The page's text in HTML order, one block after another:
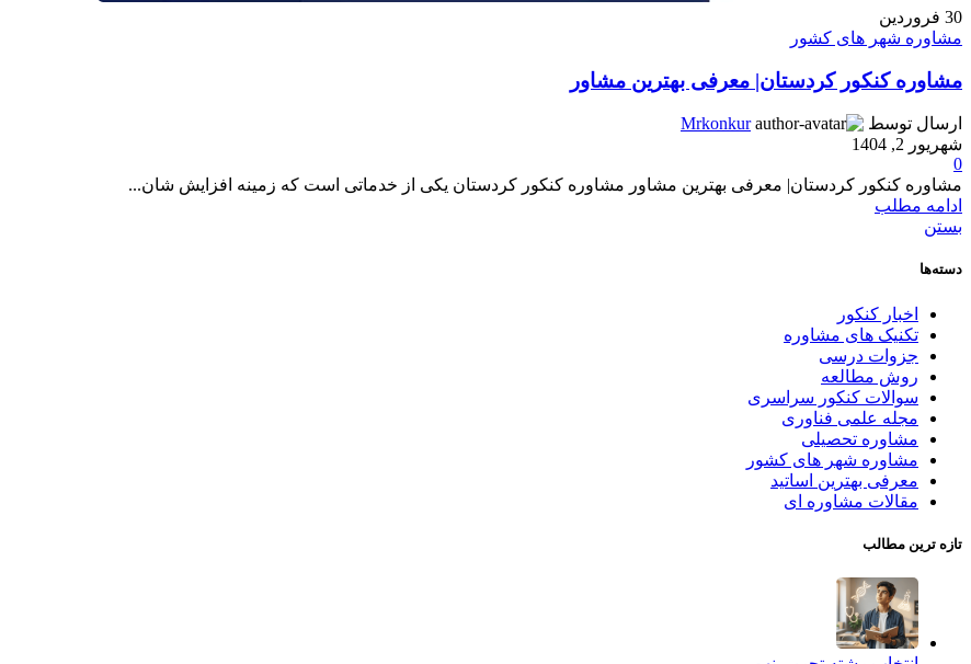
30 فروردین
مشاوره شهر های کشور
مشاوره کنکور کردستان| معرفی بهترین مشاور
ارسال توسط
Mrkonkur
شهریور 2, 1404
0
مشاوره کنکور کردستان| معرفی بهترین مشاور مشاوره کنکور کردستان یکی از خدماتی است که زمینه افزایش شان...
ادامه مطلب
بستن
دسته‌ها
اخبار کنکور
تکنیک های مشاوره
جزوات درسی
روش مطالعه
سوالات کنکور سراسری
مجله علمی فناوری
مشاوره تحصیلی
مشاوره شهر های کشور
معرفی بهترین اساتید
مقالات مشاوره ای
تازه ترین مطالب